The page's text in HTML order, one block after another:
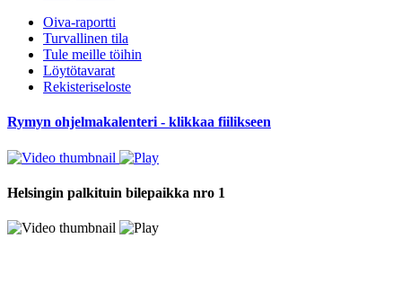
Oiva-raportti
Turvallinen tila
Tule meille töihin
Löytötavarat
Rekisteriseloste
Rymyn ohjelmakalenteri - klikkaa fiilikseen
Helsingin palkituin bilepaikka nro 1